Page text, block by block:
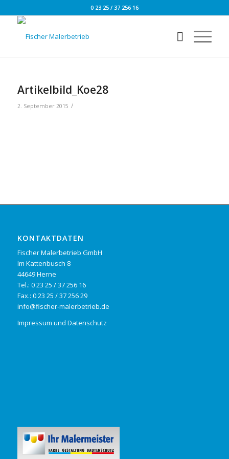
0 23 25 / 37 256 16
Artikelbild_Koe28
2. September 2015 /
KONTAKTDATEN
Fischer Malerbetrieb GmbH
Im Kattenbusch 8
44649 Herne
Tel.: 0 23 25 / 37 256 16
Fax.: 0 23 25 / 37 256 29
info@fischer-malerbetrieb.de
Impressum und Datenschutz